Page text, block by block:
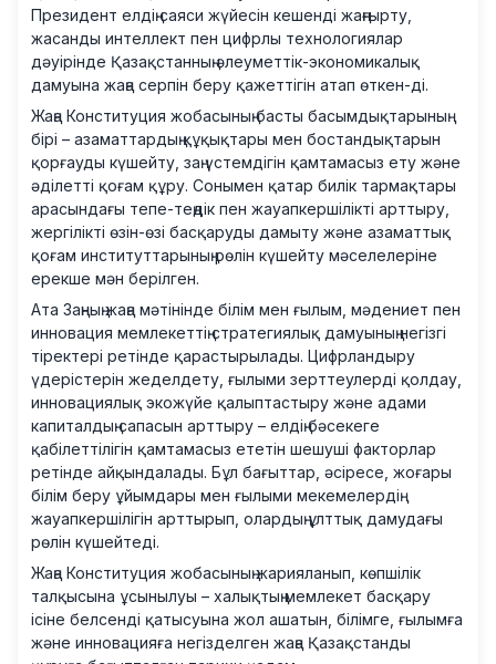
Президент елдің саяси жүйесін кешенді жаңғырту,
жасанды интеллект пен цифрлы технологиялар
дәуірінде Қазақстанның әлеуметтік-экономикалық
дамуына жаңа серпін беру қажеттігін атап өткен-ді.
Жаңа Конституция жобасының басты басымдықтарының
бірі – азаматтардың құқықтары мен бостандықтарын
қорғауды күшейту, заң үстемдігін қамтамасыз ету және
әділетті қоғам құру. Сонымен қатар билік тармақтары
арасындағы тепе-теңдік пен жауапкершілікті арттыру,
жергілікті өзін-өзі басқаруды дамыту және азаматтық
қоғам институттарының рөлін күшейту мәселелеріне
ерекше мән берілген.
Ата Заңның жаңа мәтінінде білім мен ғылым, мәдениет пен
инновация мемлекеттің стратегиялық дамуының негізгі
тіректері ретінде қарастырылады. Цифрландыру
үдерістерін жеделдету, ғылыми зерттеулерді қолдау,
инновациялық экожүйе қалыптастыру және адами
капиталдың сапасын арттыру – елдің бәсекеге
қабілеттілігін қамтамасыз ететін шешуші факторлар
ретінде айқындалады. Бұл бағыттар, әсіресе, жоғары
білім беру ұйымдары мен ғылыми мекемелердің
жауапкершілігін арттырып, олардың ұлттық дамудағы
рөлін күшейтеді.
Жаңа Конституция жобасының жарияланып, көпшілік
талқысына ұсынылуы – халықтың мемлекет басқару
ісіне белсенді қатысуына жол ашатын, білімге, ғылымға
және инновацияға негізделген жаңа Қазақстанды